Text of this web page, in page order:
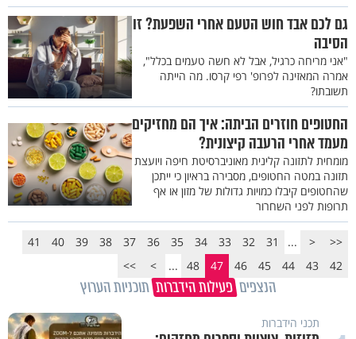
גם לכם אבד חוש הטעם אחרי השפעת? זו
הסיבה
"אני מריחה כרגיל, אבל לא חשה טעמים בכלל",
אמרה המאזינה לפרופ' רפי קרסו. מה הייתה
תשובתו?
החטופים חוזרים הביתה: איך הם מחזיקים
מעמד אחרי הרעבה קיצונית?
מומחית לתזונה קלינית מאוניברסיטת חיפה ויועצת
תזונה במטה החטופים, מסבירה בראיון כי ייתכן
שהחטופים קיבלו כמויות גדולות של מזון או אף
תרופות לפני השחרור
<<
<
...
31
32
33
34
35
36
37
38
39
40
41
42
43
44
45
46
47
48
...
>
>>
הנצפים פעילות הידברות תוכניות הערוץ
תכני הידברות